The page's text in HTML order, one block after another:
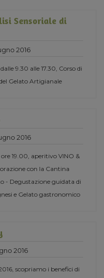
Sensoriale di
2016
9.30 alle 17.30, Corso di
Gelato Artigianale
2016
19.00, aperitivo VINO &
con la Cantina
- Degustazione guidata di
e Gelato gastronomico
2016
scopriamo i benefici di